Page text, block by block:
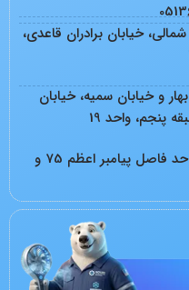
خیابان برادران قاعدی،
و خیابان سمیه، خیابان
پنجم، واحد 19
کارخانه :مشهد- بزرگراه آسیایی، حد فاصل پیامبر اعظم 75 و